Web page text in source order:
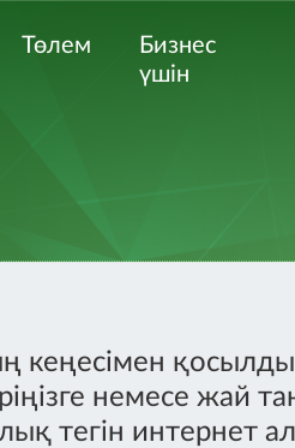
Төлем
Бизнес
үшін
кеңесімен
немесе жай
тегін интернет